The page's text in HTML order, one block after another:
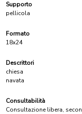
Supporto
pellicola
Formato
18x24
Descrittori
chiesa
navata
Consultabilità
Consultazione libera,